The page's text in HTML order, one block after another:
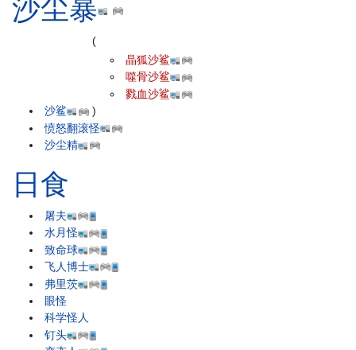
沙尘暴
沙鲨
(
晶狐沙鲨
噬骨沙鲨
戮血沙鲨
)
愤怒翻滚怪
沙尘精
日食
屠夫
水月怪
致命球
飞人博士
弗里茨
眼怪
科学怪人
钉头